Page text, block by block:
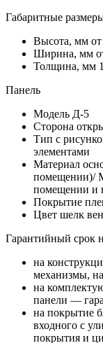
Габаритные
Высота, мм
Ширина, мм
Толщина, мм
Панель
Модель Д-5
Сторона
Тип с
элементами
Материал
помещении)/
помещении и
Покрытие
Цвет шелк
Гарантийный срок
на
механизмы,
на
панели —
на покрытие
входного с
покрытия и